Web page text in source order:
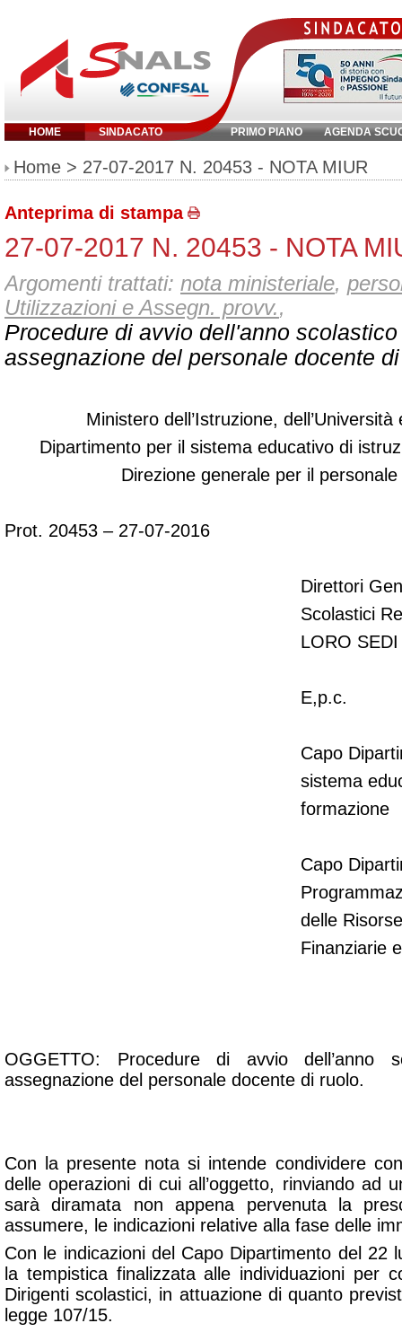
HOME SINDACATO PRIMO PIANO AGENDA
Inserisci parola chiave:
Home > 27-07-2017 N. 20453 - NOTA MIUR
Anteprima di stampa
27-07-2017 N. 20453 - NOTA
Argomenti trattati: nota ministeriale,
Utilizzazioni e Assegn. provv.,
Procedure di avvio dell'anno
assegnazione del personale docente
Ministero dell’Istruzione,
Dipartimento per il sistema educativo di
Direzione generale peril personale
Prot. 20453 – 27-07-2016
Direttori
Scolastici
LORO SEDI
E,p.c.
Capo
sistema
formazione
Capo
delle
Finanziarie
OGGETTO: Procedure di avvio dell’anno
assegnazione del personale docente di ruolo.
Con la presente nota si intende condividere
delle operazioni di cui all’oggetto, rinviando ad
sarà diramata non appena pervenuta la
assumere, le indicazioni relative alla fase delle
Con le indicazioni del Capo Dipartimento del 22
la tempistica finalizzata alle individuazioni per
Dirigenti scolastici, in attuazione di quanto
legge 107/15.